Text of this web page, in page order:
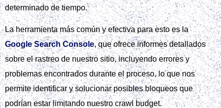
determinado de tiempo.
La herramienta más común y efectiva para esto es la
Google Search Console, que ofrece informes detallados
sobre el rastreo de nuestro sitio, incluyendo errores y
problemas encontrados durante el proceso, lo que nos
permite identificar y solucionar posibles bloqueos que
podrían estar limitando nuestro crawl budget.